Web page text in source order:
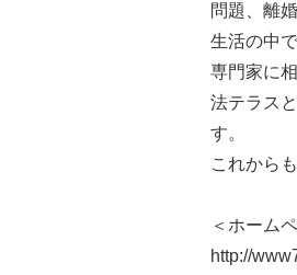
問題、離
生活の中
専門家に
法テラス
す。
これから
＜ホーム
http://